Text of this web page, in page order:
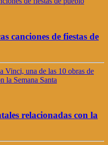
canciones de fiestas de
relacionadas con la